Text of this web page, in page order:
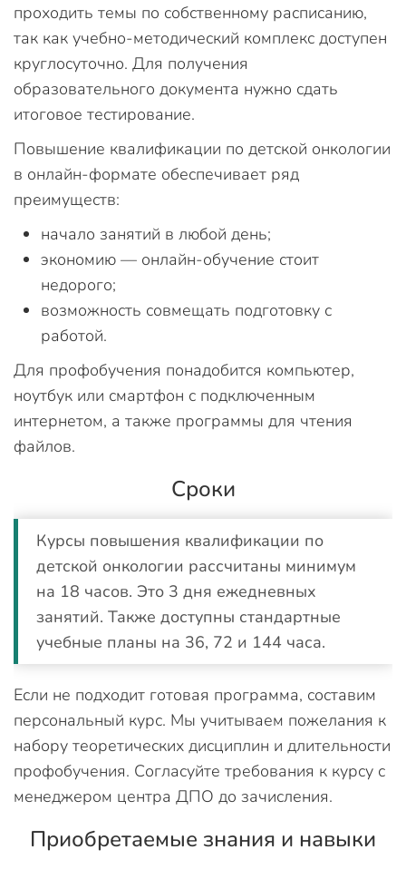
проходить темы по собственному расписанию,
так как учебно-методический комплекс доступен
круглосуточно. Для получения
образовательного документа нужно сдать
итоговое тестирование.
Повышение квалификации по детской онкологии
в онлайн-формате обеспечивает ряд
преимуществ:
начало занятий в любой день;
экономию — онлайн-обучение стоит
недорого;
возможность совмещать подготовку с
работой.
Для профобучения понадобится компьютер,
ноутбук или смартфон с подключенным
интернетом, а также программы для чтения
файлов.
Сроки
Курсы повышения квалификации по
детской онкологии рассчитаны минимум
на 18 часов. Это 3 дня ежедневных
занятий. Также доступны стандартные
учебные планы на 36, 72 и 144 часа.
Если не подходит готовая программа, составим
персональный курс. Мы учитываем пожелания к
набору теоретических дисциплин и длительности
профобучения. Согласуйте требования к курсу с
менеджером центра ДПО до зачисления.
Приобретаемые знания и навыки